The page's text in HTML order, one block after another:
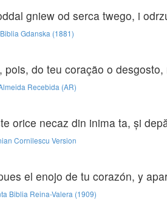
gniew od serca twego, i
Gdanska (1881)
pois, do teu coração o
Recebida (AR)
orice necaz din inima ta, şi
Cornilescu Version
el enojo de tu corazón, y
Biblia Reina-Valera (1909)